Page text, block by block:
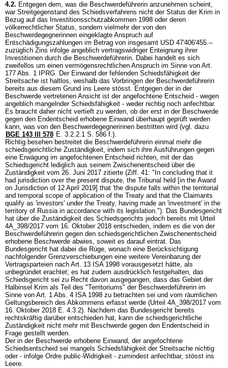
4.2. Entgegen dem, was die Beschwerdeführerin anzunehmen scheint,
war Streitgegenstand des Schiedsverfahrens nicht der Status der Krim in
Bezug auf das Investitionsschutzabkommen 1998 oder deren
völkerrechtlicher Status, sondern vielmehr der von den
Beschwerdegegnerinnen eingeklagte Anspruch auf
Entschädigungszahlungen im Betrag von insgesamt USD 47'406'455.--
zuzüglich Zins infolge angeblich vertragswidriger Enteignung ihrer
Investitionen durch die Beschwerdeführerin. Dabei handelt es sich
zweifellos um einen vermögensrechtlichen Anspruch im Sinne von Art.
177 Abs. 1 IPRG. Der Einwand der fehlenden Schiedsfähigkeit der
Streitsache ist haltlos, weshalb das Vorbringen der Beschwerdeführerin
bereits aus diesem Grund ins Leere stösst. Entgegen der in der
Beschwerde vertretenen Ansicht ist der angefochtene Entscheid - wegen
angeblich mangelnder Schiedsfähigkeit - weder nichtig noch anfechtbar.
Es braucht daher nicht vertieft zu werden, ob der erst in der Beschwerde
gegen den Endentscheid erhobene Einwand überhaupt geprüft werden
kann, was von den Beschwerdegegnerinnen bestritten wird (vgl. dazu
BGE 143 III 578 E. 3.2.2.1 S. 586 f.).
Richtig besehen bestreitet die Beschwerdeführerin einmal mehr die
schiedsgerichtliche Zuständigkeit, indem sich ihre Ausführungen gegen
eine Erwägung im angefochtenen Entscheid richten, mit der das
Schiedsgericht lediglich aus seinem Zwischenentscheid über die
Zuständigkeit vom 26. Juni 2017 zitierte (Ziff. 41: "In concluding that it
had jurisdiction over the present dispute, the Tribunal held [in the Award
on Jurisdiction of 12 April 2019] that 'the dispute falls within the territorial
and temporal scope of application of the Treaty and that the Claimants
qualify as 'investors' under the Treaty, having made an 'investment' in the
territory of Russia in accordance with its legislation."). Das Bundesgericht
hat über die Zuständigkeit des Schiedsgerichts jedoch bereits mit Urteil
4A_398/2017 vom 16. Oktober 2018 entschieden, indem es die von der
Beschwerdeführerin gegen den schiedsgerichtlichen Zwischenentscheid
erhobene Beschwerde abwies, soweit es darauf eintrat. Das
Bundesgericht hat dabei die Rüge, wonach eine Berücksichtigung
nachfolgender Grenzverschiebungen eine weitere Vereinbarung der
Vertragsparteien nach Art. 13 ISA 1998 vorausgesetzt hätte, als
unbegründet erachtet; es hat zudem ausdrücklich festgehalten, das
Schiedsgericht sei zu Recht davon ausgegangen, dass das Gebiet der
Halbinsel Krim als Teil des "Territoriums" der Beschwerdeführerin im
Sinne von Art. 1 Abs. 4 ISA 1998 zu betrachten sei und vom räumlichen
Geltungsbereich des Abkommens erfasst werde (Urteil 4A_398/2017 vom
16. Oktober 2018 E. 4.3.2). Nachdem das Bundesgericht bereits
rechtskräftig darüber entschieden hat, kann die schiedsgerichtliche
Zuständigkeit nicht mehr mit Beschwerde gegen den Endentscheid in
Frage gestellt werden.
Der in der Beschwerde erhobene Einwand, der angefochtene
Schiedsentscheid sei mangels Schiedsfähigkeit der Streitsache nichtig
oder - infolge Ordre public-Widrigkeit - zumindest anfechtbar, stösst ins
Leere.